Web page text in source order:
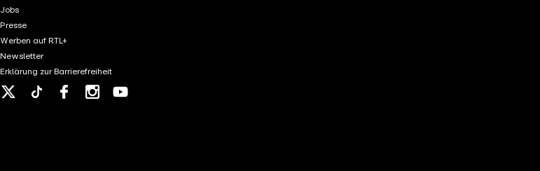
Jobs
Presse
Werben auf RTL+
Newsletter
Erklärung zur Barrierefreiheit
Tiktok FacebookInstagram